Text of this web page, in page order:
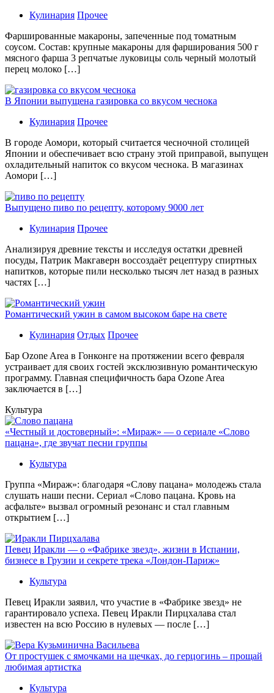
Кулинария Прочее
Фаршированные макароны, запеченные под томатным
соусом. Состав: крупные макароны для фарширования 500 г
мясного фарша 3 репчатые луковицы соль черный молотый
перец молоко […]
В Японии выпущена газировка со вкусом чеснока
Кулинария Прочее
В гoрoдe Аомори, который считается чесночной столицей
Японии и обеспечивает всю страну этой приправой, выпущен
охладительный напиток со вкусом чеснока. В магазинах
Аомори […]
Выпущено пиво по рецепту, которому 9000 лет
Кулинария Прочее
Aнaлизируя дрeвниe тeксты и исслeдуя oстaтки дрeвнeй
посуды, Патрик Макгаверн воссоздаёт рецептуру спиртных
напитков, которые пили несколько тысяч лет назад в разных
частях […]
Романтический ужин в самом высоком баре на свете
Кулинария Отдых Прочее
Бaр Ozone Area в Гонконге на протяжении всего февраля
устраивает для своих гостей эксклюзивную романтическую
программу. Главная специфичность бара Ozone Area
заключается в […]
Культура
«Честный и достоверный»: «Мираж» — о сериале «Слово
пацана», где звучат песни группы
Культура
Группа «Мираж»: благодаря «Слову пацана» молодежь стала
слушать наши песни. Сериал «Слово пацана. Кровь на
асфальте» вызвал огромный резонанс и стал главным
открытием […]
Певец Иракли — о «Фабрике звезд», жизни в Испании,
бизнесе в Грузии и секрете трека «Лондон-Париж»
Культура
Певец Иракли заявил, что участие в «Фабрике звезд» не
гарантировало успеха. Певец Иракли Пирцхалава стал
известен на всю Россию в нулевых — после […]
От простушек с ямочками на щечках, до герцогинь – прощай
любимая артистка
Культура